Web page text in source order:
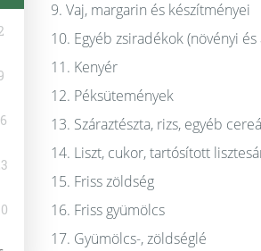
9. Vaj, margarin és készítményei
10. Egyéb zsiradékok (növényi és
11. Kenyér
12. Péksütemények
13. Száraztészta, rizs, egyéb
14. Liszt, cukor, tartósított
15. Friss zöldség
16. Friss gyümölcs
17. Gyümölcs-, zöldséglé